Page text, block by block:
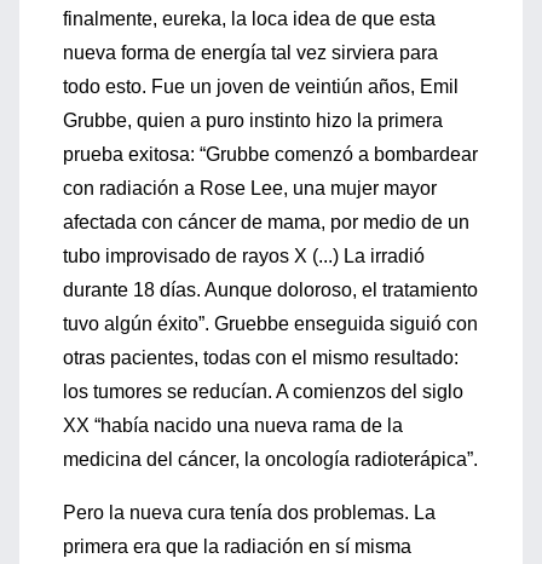
finalmente, eureka, la loca idea de que esta
nueva forma de energía tal vez sirviera para
todo esto. Fue un joven de veintiún años, Emil
Grubbe, quien a puro instinto hizo la primera
prueba exitosa: “Grubbe comenzó a bombardear
con radiación a Rose Lee, una mujer mayor
afectada con cáncer de mama, por medio de un
tubo improvisado de rayos X (...) La irradió
durante 18 días. Aunque doloroso, el tratamiento
tuvo algún éxito”. Gruebbe enseguida siguió con
otras pacientes, todas con el mismo resultado:
los tumores se reducían. A comienzos del siglo
XX “había nacido una nueva rama de la
medicina del cáncer, la oncología radioterápica”.
Pero la nueva cura tenía dos problemas. La
primera era que la radiación en sí misma